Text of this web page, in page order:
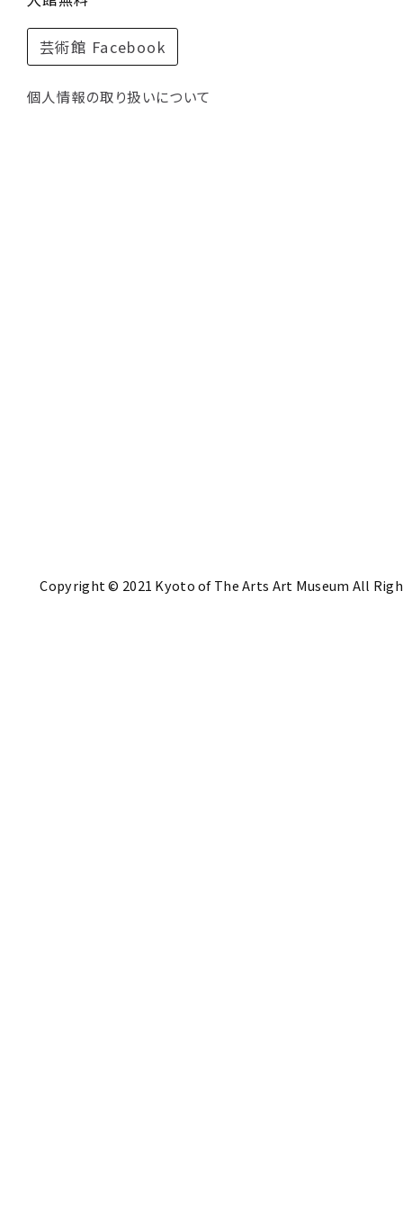
芸術館 Facebook
個人情報の取り扱いについて
Copyright © 2021 Kyoto of The Arts Art Museum All